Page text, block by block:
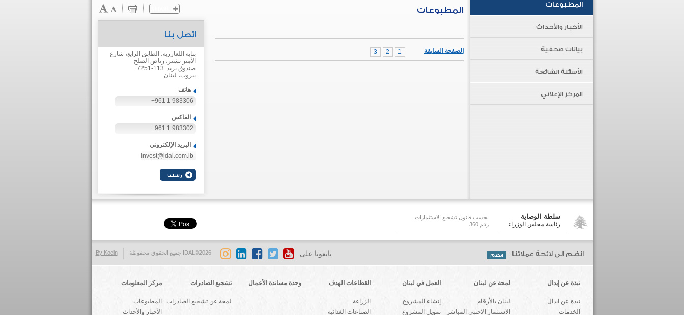
المطبوعات
الأخبار والأحداث
بيانات صحفية
الأسئلة الشائعة
المركز الإعلاني
المطبوعات
1
2
3 الصفحة السابقة
اتصل بنا
بناية اللعازرية، الطابق الرابع، شارع
الأمير بشير، رياض الصلح
صندوق بريد: 113-7251
بيروت، لبنان
هاتف
+961 1 983306
الفاكس
+961 1 983302
البريد الإلكتروني
invest@idal.com.lb
سلطة الوصاية
رئاسة مجلس الوزراء
بحسب قانون تشجيع الاستثمارات
رقم 360
By Koein IDAL©2026 جميع الحقوق محفوظة انضم الى لائحة عملائنا تابعونا على
نبذة عن إيدال
نبذة عن ايدال
الخدمات
لمحة عن لبنان
لبنان بالأرقام
الاستثمار الاجنبي المباشر
العمل في لبنان
إنشاء المشروع
تمويل المشروع
القطاعات الهدف
الزراعة
الصناعات الغذائية
وحدة مساندة الأعمال تشجيع الصادرات
لمحة عن تشجيع الصادرات
مركز المعلومات
المطبوعات
الأخبار والأحداث